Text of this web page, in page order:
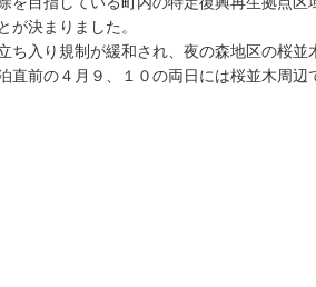
が決まりました。
ち入り規制が緩和され、夜の森地区の桜並
直前の４月９、１０の両日には桜並木周辺